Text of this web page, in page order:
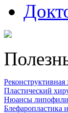
Пластический
Нюансы
Блефаропластика